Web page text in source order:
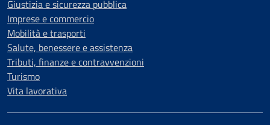
Giustizia e sicurezza pubblica
Imprese e commercio
Mobilità e trasporti
Salute, benessere e assistenza
Tributi, finanze e contravvenzioni
Turismo
Vita lavorativa